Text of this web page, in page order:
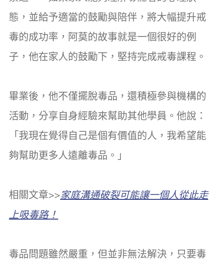
態，並給予適當的鼓勵與陪伴，將大幅提升戒
毒的成功率，阿莫的故事就是一個很好的例
子，他在家人的鼓勵下，堅持完成戒毒課程。
畢業後，他不僅擺脫毒品，還積極參與機構的
活動，分享自身經驗來幫助其他學員。他說：
「我現在覺得自己是個有價值的人，我希望能
夠幫助更多人遠離毒品。」
相關文章>>家庭溝通破裂可能讓一個人從此走
上吸毒路！
毒品問題雖然嚴重，但並非無法解決，只要毒